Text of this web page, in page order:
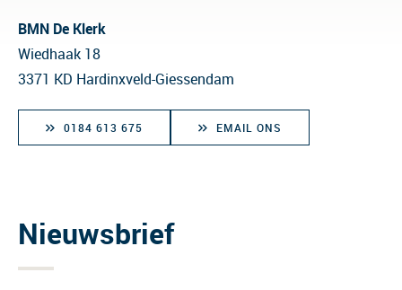
BMN De Klerk
Wiedhaak 18
3371 KD Hardinxveld-Giessendam
0184 613 675 EMAIL ONS
Nieuwsbrief